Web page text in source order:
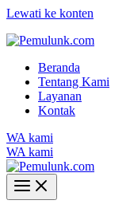
Lewati ke konten
Beranda
Tentang Kami
Layanan
Kontak
WA kami
WA kami